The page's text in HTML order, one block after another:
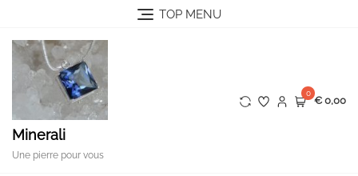
content
TOP MENU
Minerali
Une pierre pour vous
0
€ 0,00